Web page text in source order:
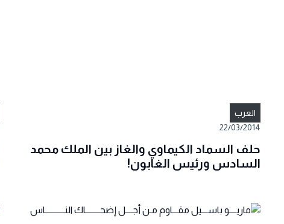
العرب
22/03/2014
حلف السماد الكيماوي والغاز بين الملك محمد
السادس ورئيس الغابون!